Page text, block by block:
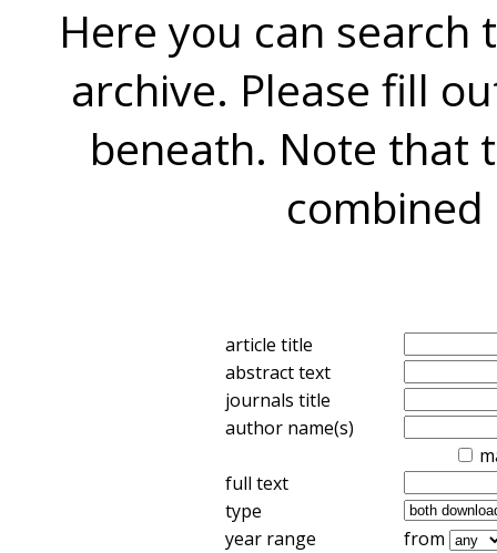
Here you can search
archive. Please fill
beneath. Note that
combined
article title
abstract text
journals title
author name(s)
full text
type
year range
from